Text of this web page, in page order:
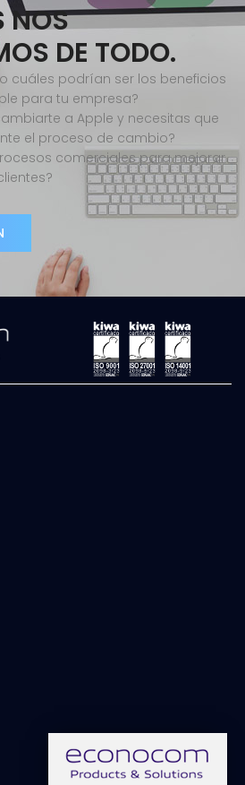
NOS
DE TODO.
cuáles podrían ser los beneficios
para tu empresa?
a Apple y necesitas que
el proceso de cambio?
comerciales para mejorar